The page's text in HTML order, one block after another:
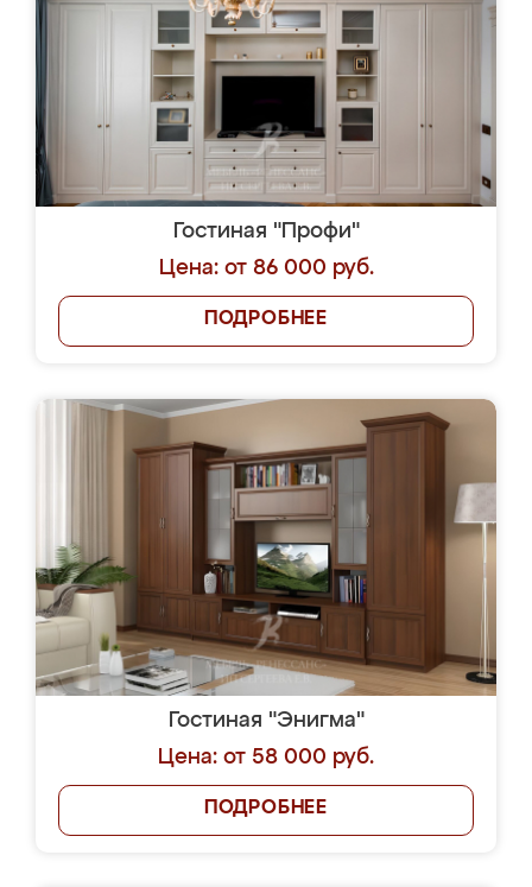
Гостиная "Профи"
Цена: от 86 000 руб.
ПОДРОБНЕЕ
Гостиная "Энигма"
Цена: от 58 000 руб.
ПОДРОБНЕЕ